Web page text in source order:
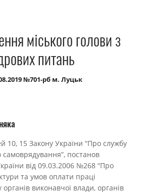
інформація
влади
міського голови з
питань
№701-рб м. Луцьк
10, 15 Закону України “Про службу
самоврядування”, постанов
від 09.03.2006 №268 “Про
та умов оплати праці
виконавчої влади, органів